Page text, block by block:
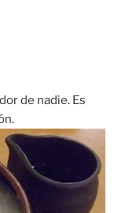
de nadie. Es